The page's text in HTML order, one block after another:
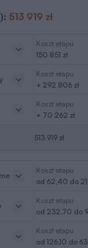
513 919 zł
Koszt etapu
150 851 zł
Koszt etapu
+ 292 806 zł
Koszt etapu
+ 70 262 zł
513 919 zł
Koszt etapu
od 62,40 do
Koszt etapu
od 232,70 do
Koszt etapu
od 126,10 do